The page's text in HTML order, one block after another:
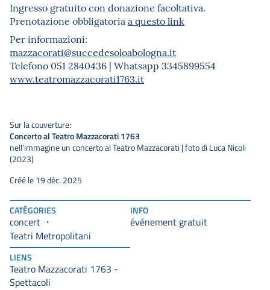
Ingresso gratuito con donazione facoltativa.
Prenotazione obbligatoria a questo link
Per informazioni:
mazzacorati@succedesoloabologna.it
Telefono 051 2840436 | Whatsapp 3345899554
www.teatromazzacorati1763.it
CATÉGORIES
concert
Teatri Metropolitani
INFO
événement gratuit
LIENS
Teatro Mazzacorati 1763 -
Spettacoli
Sur la couverture:
Concerto al Teatro Mazzacorati 1763
nell’immagine un concerto al Teatro Mazzacorati | foto di Luca Nicoli
(2023)
Créé le 19 déc. 2025